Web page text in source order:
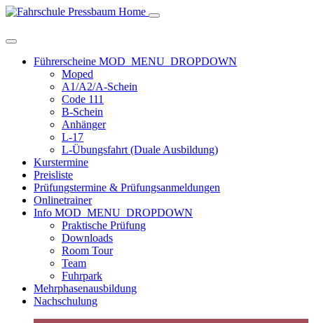
Home
Führerscheine MOD_MENU_DROPDOWN
Moped
A1/A2/A-Schein
Code 111
B-Schein
Anhänger
L-17
L-Übungsfahrt (Duale Ausbildung)
Kurstermine
Preisliste
Prüfungstermine & Prüfungsanmeldungen
Onlinetrainer
Info MOD_MENU_DROPDOWN
Praktische Prüfung
Downloads
Room Tour
Team
Fuhrpark
Mehrphasenausbildung
Nachschulung